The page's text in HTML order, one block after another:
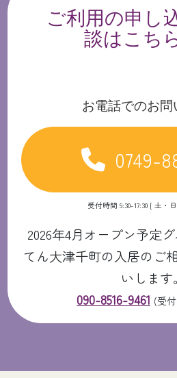
ご利用の申し
談はこち
お電話でのお問
0749-
受付時間 9:30-17:30 [ 土・
2026年4月オープン予定
てん大津千町の入居のご
いします。
090-8516-9461 (受